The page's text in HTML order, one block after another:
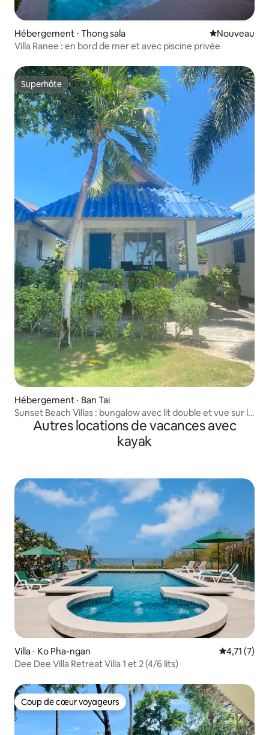
Hébergement ⋅ Thong sala Nouvel
Nouveau
Villa Ranee : en bord de mer et avec piscine privée
Superhôte
Superhôte
Hébergement ⋅ Ban Tai
Sunset Beach Villas : bungalow avec lit double et vue sur la
Autres locations de vacances avec
kayak
Villa ⋅ Ko Pha-ngan Évaluation
4,71 (7)
Dee Dee Villa Retreat Villa 1 et 2 (4/6 lits)
Coup de cœur voyageurs
Coup de cœur voyageurs